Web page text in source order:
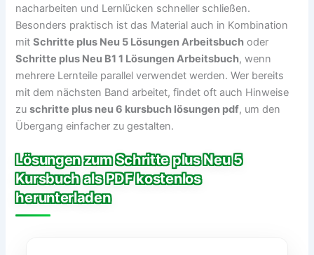
nacharbeiten und Lernlücken schneller schließen.
Besonders praktisch ist das Material auch in Kombination
mitSchritte plus Neu 5 Lösungen Arbeitsbuch oder
Schritte plus Neu B1 1 Lösungen Arbeitsbuch, wenn
mehrere Lernteile parallel verwendet werden. Wer bereits
mit dem nächsten Band arbeitet, findet oft auch Hinweise
zuschritte plus neu 6 kursbuch lösungen pdf, um den
Übergang einfacher zu gestalten.
Lösungen zum Schritte plus Neu 5
Kursbuch als PDF kostenlos
herunterladen